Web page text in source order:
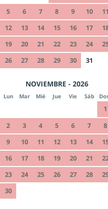
5
6 7 8 9 10
11
12
13 14 15 16 17
19
20 21 22 23 24
26
27 28 29 30 31
NOVIEMBRE - 2026
Lun Mar Mié Jue Vie Sáb
1
2
3 4 5 6 7
8
9
10 11 12 13 14
16
17 18 19 20 21
23
24 25 26 27 28
30